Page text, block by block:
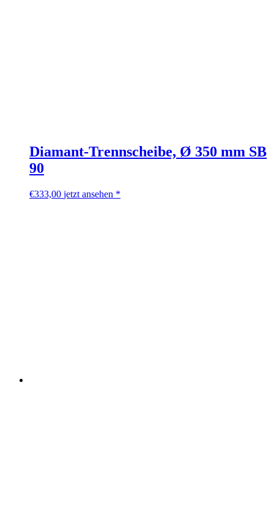
Diamant-Trennscheibe, Ø 350 mm SB
90
€333,00 jetzt ansehen *